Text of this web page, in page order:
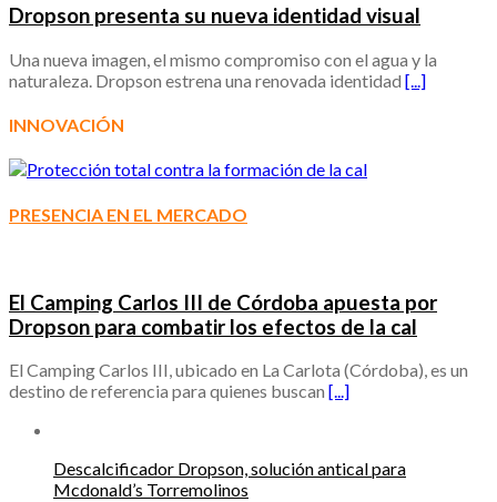
Dropson presenta su nueva identidad visual
Una nueva imagen, el mismo compromiso con el agua y la
naturaleza. Dropson estrena una renovada identidad [...]
INNOVACIÓN
PRESENCIA EN EL MERCADO
El Camping Carlos III de Córdoba apuesta por
Dropson para combatir los efectos de la cal
El Camping Carlos III, ubicado en La Carlota (Córdoba), es un
destino de referencia para quienes buscan [...]
Descalcificador Dropson, solución antical para
Mcdonald’s Torremolinos